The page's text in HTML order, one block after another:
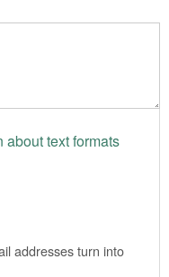
about text formats
addresses turn into